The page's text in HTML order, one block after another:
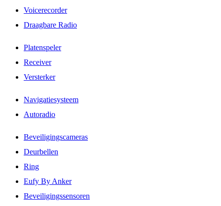
Voicerecorder
Draagbare Radio
Platenspeler
Receiver
Versterker
Navigatiesysteem
Autoradio
Beveiligingscameras
Deurbellen
Ring
Eufy By Anker
Beveiligingssensoren